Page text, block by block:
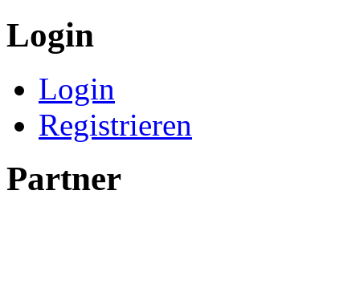
Login
Login
Registrieren
Partner